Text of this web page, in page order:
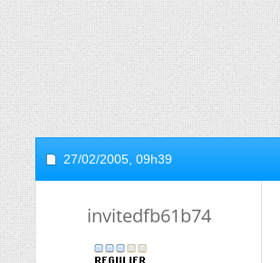
27/02/2005, 09h39
invitedfb61b74